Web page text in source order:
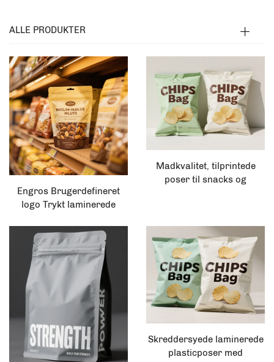
ALLE PRODUKTER
Engros Brugerdefineret
logo Trykt laminerede
poser, Pet genbrugelige
plastik fødevareemballage,
Tørret frugt pet food
Madkvalitet, tilprintede
poser til snacks og
Skreddersyede laminerede
plasticposer med